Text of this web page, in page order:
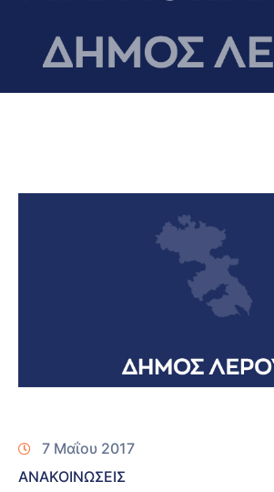
7 Μαΐου 2017
ΑΝΑΚΟΙΝΩΣΕΙΣ